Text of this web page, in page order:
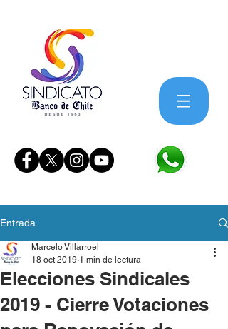
Entrada
Elecciones Sindicales
2019 - Cierre Votaciones
Marcelo Villarroel
18 oct 2019 1 min de lectura